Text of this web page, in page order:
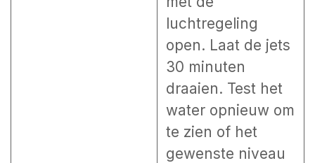
luchtregeling
open. Laat de jets
30 minuten
draaien. Test het
water opnieuw om
te zien of het
gewenste niveau